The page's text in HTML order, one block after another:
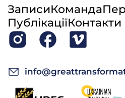
ЗаписиКоманда
ПублікаціїКонтакти